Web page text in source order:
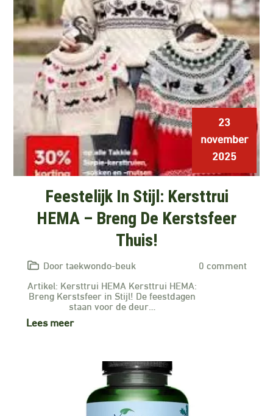
23
november
2025
Feestelijk In Stijl: Kersttrui
HEMA – Breng De Kerstsfeer
Thuis!
Door taekwondo-beuk
0 comment
Artikel: Kersttrui HEMA Kersttrui HEMA:
Breng Kerstsfeer in Stijl! De feestdagen
staan voor de deur…
Lees meer